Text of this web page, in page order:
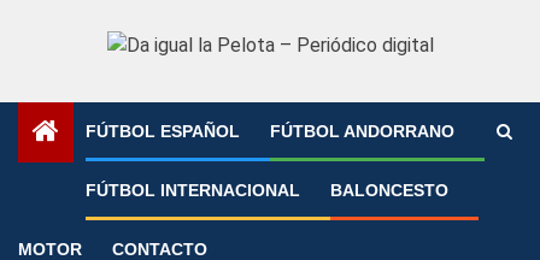
FÚTBOL ESPAÑOL FÚTBOL ANDORRANO
FÚTBOL INTERNACIONAL BALONCESTO
MOTOR CONTACTO
»
Bruno Guimarães